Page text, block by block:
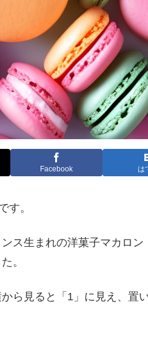
Facebook は
す。
ス生まれの洋菓子マカロ
。
ら見ると「1」に見え、置